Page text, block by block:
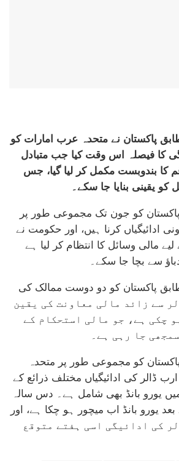
پاکستان نے متحدہ عرب امارات کو
کا فیصلہ اس وقت کیا جب متبادل
کا بندوبست مکمل کر لیا گیا، جس
کو یقینی بنایا جا سکے۔
پاکستان کو جون تک مجموعی طور پر
ادائیگیاں کرنا ہیں، اور حکومت نے
لیے مالی وسائل کا انتظام کر لیا ہے
سے بچا جا سکے۔
پاکستان کو دو دوست ممالک کی
ارب ڈالر سے زائد مالی معاونت کی یقین
چکی ہے، جو مالی استحکام کے
جا رہی ہے۔
پاکستان کو مجموعی طور پر متحدہ
عرب امارات کو 3.5 ارب ڈالر کی ادائیگیاں مختلف ذرائع کے
یورو بانڈ بھی شامل ہے۔ دس سالہ
یورو بانڈ اب میچور ہو چکا ہے، اور
ارب ڈالر کی ادائیگی اسی ہفتے متوقع